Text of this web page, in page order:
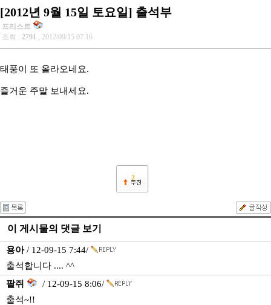
[2012년 9월 15일 토요일] 출석부
프리스트
조회 : 2791 , 2012/09/15 07:16
태풍이 또 올라오네요.
즐거운 주말 보내세요.
2
이 게시물의 댓글 보기
용아/ 12-09-15 7:44/
출석합니다 .... ^^
팥쥐
/ 12-09-15 8:06/
출석~!!